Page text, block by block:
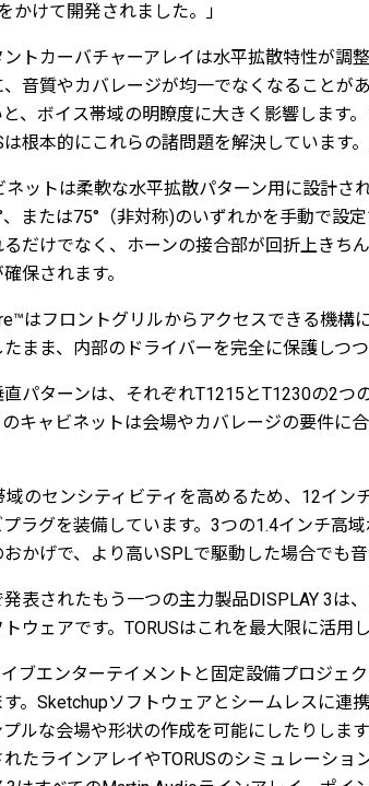
かけて開発されました。」
ントカーバチャーアレイは水平拡散特性が調
音質やカバレージが均一でなくなることが
、ボイス帯域の明瞭度に大きく影響します
は根本的にこれらの諸問題を解決しています。
ネットは柔軟な水平拡散パターン用に設計さ
、または75°（非対称)のいずれかを手動で設
だけでなく、ホーンの接合部が回折上きち
保されます。
はフロントグリルからアクセスできる機
まま、内部のドライバーを完全に保護しつ
直パターンは、それぞれT1215とT1230の2
キャビネットは会場やカバレージの要件に
域のセンシティビティを高めるため、12イ
ラグを装備しています。3つの1.4インチ高
かげで、より高いSPLで駆動した場合でも
表されたもう一つの主力製品DISPLAY 3は
ウェアです。TORUSはこれを最大限に活用
イブエンターテイメントと固定設備プロジェ
。Sketchupソフトウェアとシームレスに連
ルな会場や形状の作成を可能にしたりしま
たラインアレイやTORUSのシミュレーショ